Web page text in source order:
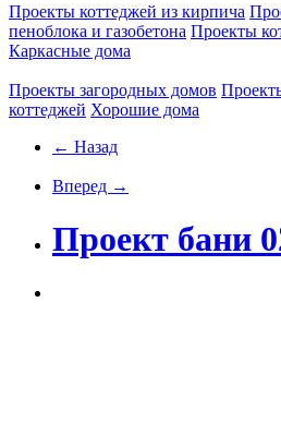
Проекты коттеджей из кирпича
пеноблока и газобетона Проекты
Каркасные дома
Проекты загородных домов
коттеджей Хорошие дома
← Назад
Вперед →
Проект бани